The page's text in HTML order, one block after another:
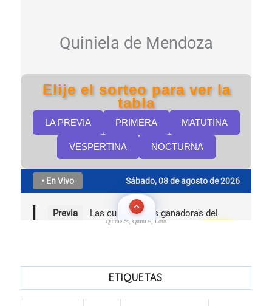
Quinielas, Quini 6, Loto
ETIQUETAS